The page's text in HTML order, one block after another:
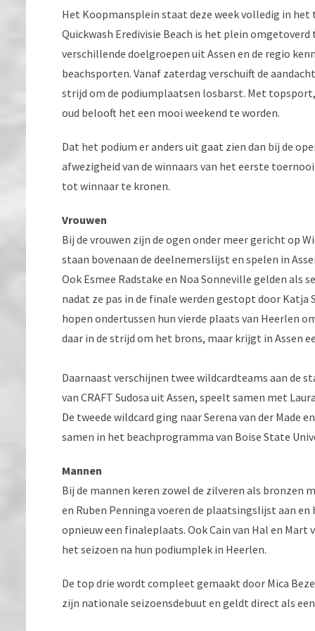
Het Koopmansplein staat deze week volledig in
Quickwash Eredivisie Beach is het plein
verschillende doelgroepen uit Assen en de regio
beachsporten. Vanaf zaterdag verschuift de
strijd om de podiumplaatsen losbarst. Met
oud belooft het een mooi weekend te worden.
Dat het podium er anders uit gaat zien dan bij de
afwezigheid van de winnaars van het eerste
tot winnaar te kronen.
Vrouwen
Bij de vrouwen zijn de ogen onder meer gericht op
staan bovenaan de deelnemerslijst en spelen in
Ook Esmee Radstake en Noa Sonneville gelden als
nadat ze pas in de finale werden gestopt door Katja
hopen ondertussen hun vierde plaats van Heerlen
daar in de strijd om het brons, maar krijgt in Assen
Daarnaast verschijnen twee wildcardteams aan de
van CRAFT Sudosa uit Assen, speelt samen met
De tweede wildcard ging naar Serena van der Made
samen in het beachprogramma van Boise State
Mannen
Bij de mannen keren zowel de zilveren als bronzen
en Ruben Penninga voeren de plaatsingslijst aan
opnieuw een finaleplaats. Ook Cain van Hal en
het seizoen na hun podiumplek in Heerlen.
De top drie wordt compleet gemaakt door Mica
zijn nationale seizoensdebuut en geldt direct als